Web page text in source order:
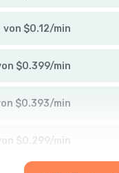
von $0.12/min
$0.399/min
$0.393/min
$ 0.299 / min